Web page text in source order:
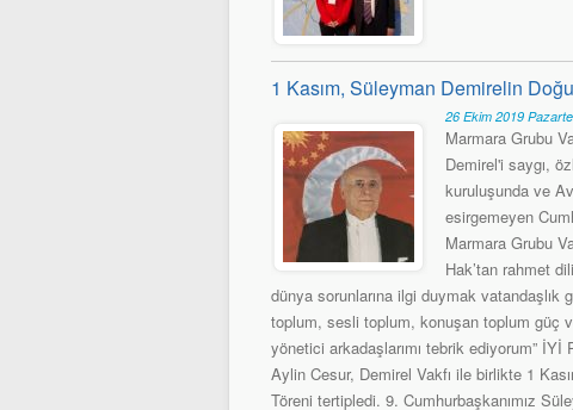
1 Kasım, Süleyman Demirelin
26 Ekim 2019
Marmara Grubu
Demirel'i saygı,
kuruluşunda ve
esirgemeyen
Marmara Grubu
Hak’tan rahmet
dünya sorunlarına ilgi duymak vatandaşlık
toplum, sesli toplum, konuşan toplum güç
yönetici arkadaşlarımı tebrik ediyorum”
Aylin Cesur, Demirel Vakfı ile birlikte 1
Töreni tertipledi. 9. Cumhurbaşkanımız